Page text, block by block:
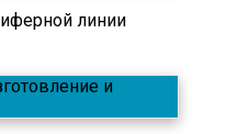
линии